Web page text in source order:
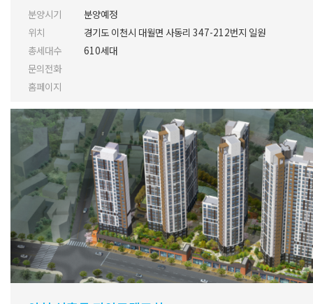
분양시기
분양예정
위치
경기도 이천시 대월면 사동리 347-212번지 일원
총세대수
610세대
문의전화
홈페이지